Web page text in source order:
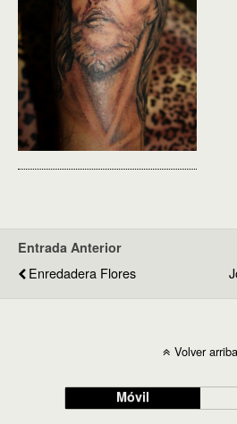
Entrada Anterior
Enredadera Flores
Volver arriba
Móvil